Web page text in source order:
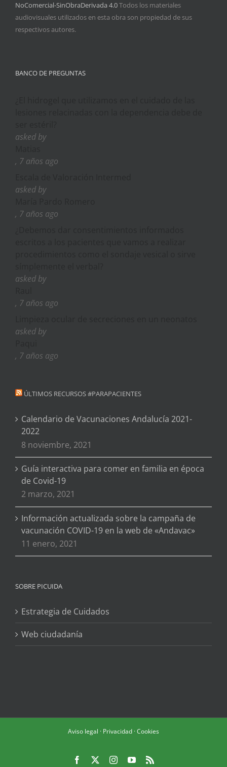
NoComercial-SinObraDerivada 4.0Todos los materiales
audiovisuales utilizados en esta obra son propiedad de sus
respectivos autores.
BANCO DE PREGUNTAS
asked by
, 7 años ago
asked by
, 7 años ago
asked by
, 7 años ago
asked by
, 7 años ago
ÚLTIMOS RECURSOS #PARAPACIENTES
Calendario de Vacunaciones Andalucía 2021-
2022
8 noviembre, 2021
Guía interactiva para comer en familia en época
de Covid-19
2 marzo, 2021
Información actualizada sobre la campaña de
vacunación COVID-19 en la web de «Andavac»
11 enero, 2021
SOBRE PICUIDA
Estrategia de Cuidados
Web ciudadanía
Aviso legal · Privacidad ·Cookies
Facebook InstagramYouTube
Rss